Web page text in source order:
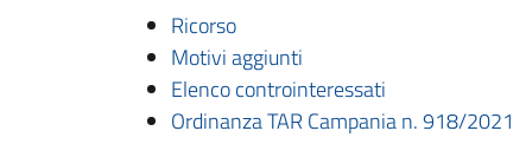
Ricorso
Motivi aggiunti
Elenco controinteressati
Ordinanza TAR Campania n. 918/2021